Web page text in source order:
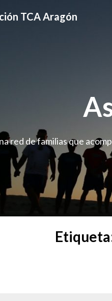
TCA Aragón
red de familias que